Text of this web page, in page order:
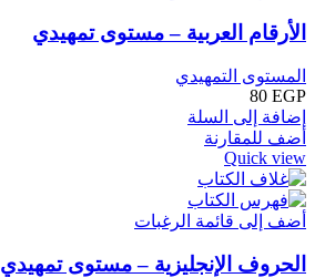
الأرقام العربية – مستوى تمهيدي
المستوى التمهيدي
80 EGP
إضافة إلى السلة
أضف للمقارنة
Quick view
أضف إلى قائمة الرغبات
الحروف الإنجليزية – مستوى تمهيدي